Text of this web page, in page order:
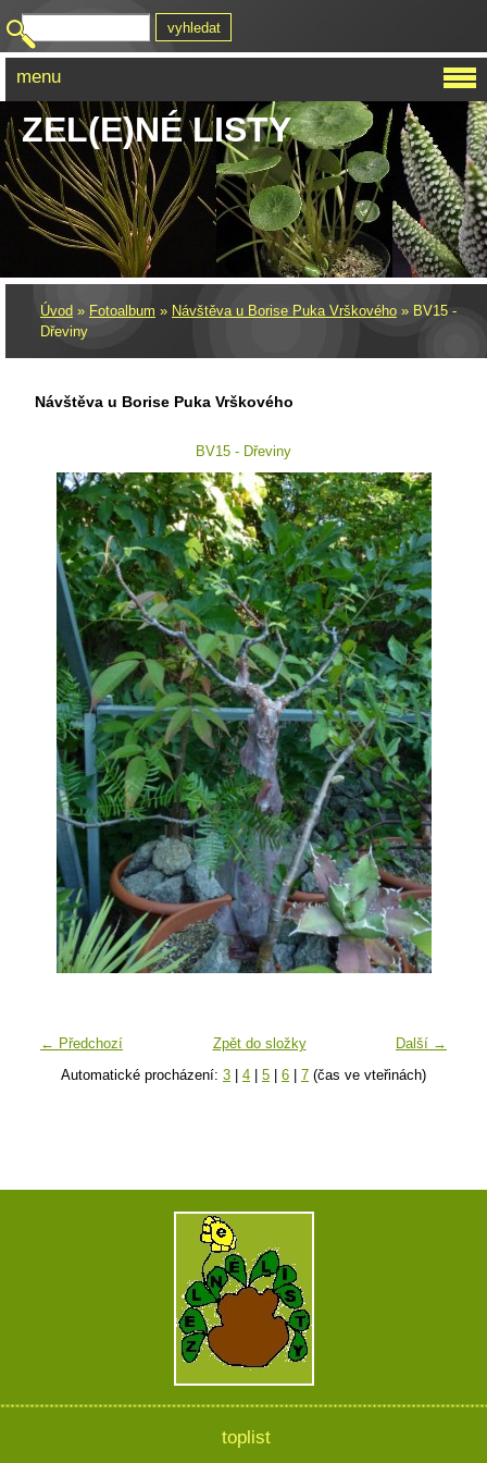
ZEL(E)NÉ LISTY
Úvod » Fotoalbum » Návštěva u Borise Puka Vrškového » BV15 -
Dřeviny
Návštěva u Borise Puka Vrškového
BV15 - Dřeviny
← Předchozí Další →
Zpět do složky
Automatické procházení: 3 4 5 6 7 (čas ve vteřinách)
menu
toplist